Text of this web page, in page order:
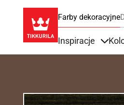
Farby dekoracyjne
Inspiracje